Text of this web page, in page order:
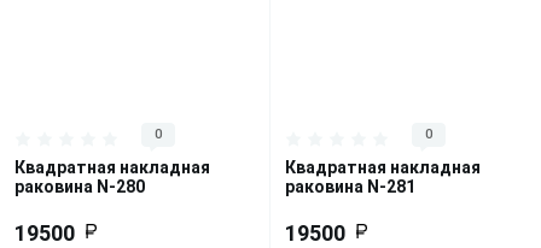
0
Квадратная накладная
раковина N-280
19500
0
Квадратная накладная
раковина N-281
19500